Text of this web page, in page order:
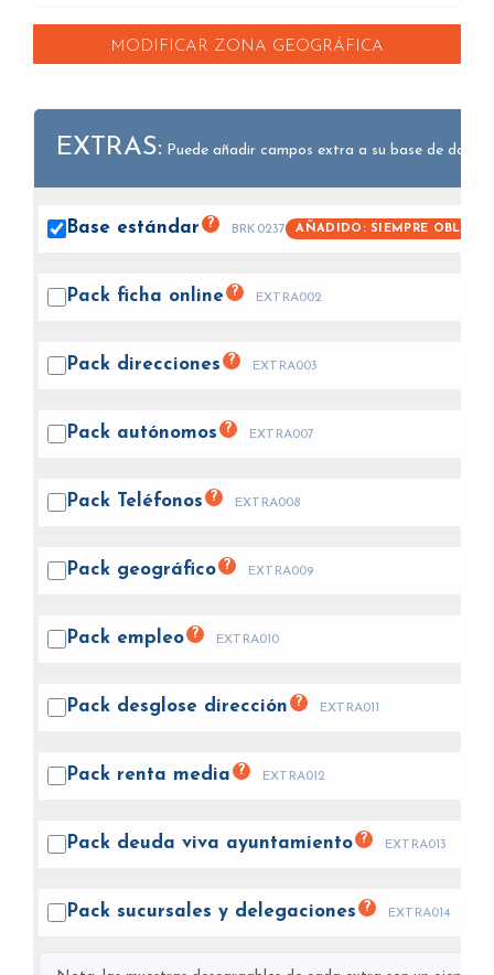
MODIFICAR ZONA GEOGRÁFICA
EXTRAS: Puede añadir campos extra a su base de datos.
Base estándar ? BRK0237 AÑADIDO: SIEMPRE
Pack ficha online ? EXTRA002
Pack direcciones ? EXTRA003
Pack autónomos ? EXTRA007
Pack Teléfonos ? EXTRA008
Pack geográfico ? EXTRA009
Pack empleo ? EXTRA010
Pack desglose dirección ? EXTRA011
Pack renta media ? EXTRA012
Pack deuda viva ayuntamiento ? EXTRA013
Pack sucursales y delegaciones ? EXTRA014